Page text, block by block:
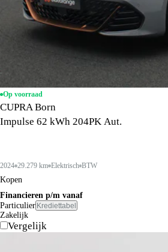
Op voorraad
CUPRA Born
Impulse 62 kWh 204PK Aut.
2024 29.279 km Elektrisch BTW
Kopen
Financieren p/m vanaf
Particulier Krediettabel
Zakelijk
Vergelijk